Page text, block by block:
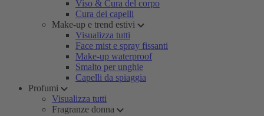
Viso & Cura del corpo
Cura dei capelli
Make-up e trend estivi
Visualizza tutti
Face mist e spray fissanti
Make-up waterproof
Smalto per unghie
Capelli da spiaggia
Profumi
Visualizza tutti
Fragranze donna